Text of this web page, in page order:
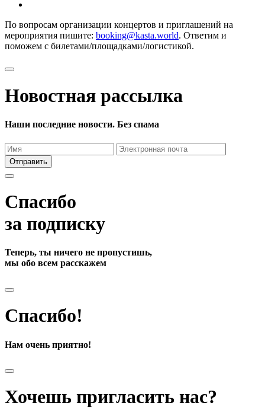
По вопросам организации концертов и приглашений на
мероприятия пишите: booking@kasta.world. Ответим и
поможем с билетами/площадками/логистикой.
Новостная рассылка
Наши последние новости. Без спама
Отправить
Спасибо
за подписку
Теперь, ты ничего не пропустишь,
мы обо всем расскажем
Спасибо!
Нам очень приятно!
Хочешь пригласить нас?